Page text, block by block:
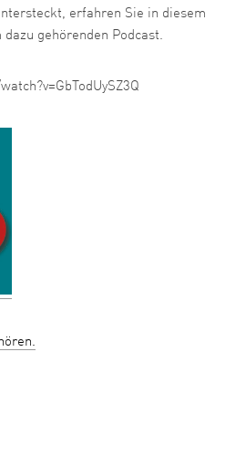
erfahren Sie in diesem
gehörenden Podcast.